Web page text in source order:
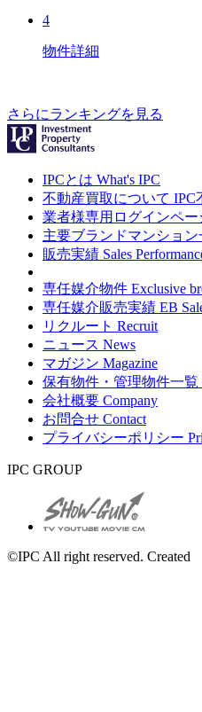
4
物件詳細
さらにランキングを見る
IPCとは What's IPC
不動産買取について IPC
業者様専用ログインペー
主要ブランドマンション
販売実績 Sales
専任媒介物件 Exclusive
専任媒介販売実績 EB
リクルート Recruit
ニュース News
マガジン Magazine
保有物件・管理物件一覧
会社概要 Company
お問合せ Contact
プライバシーポリシー
IPC GROUP
©IPC All right reserved. Created